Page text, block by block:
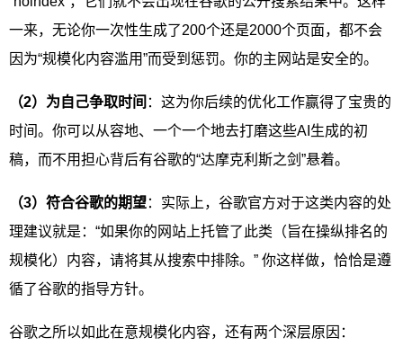
一来，无论你一次性生成了200个还是2000个页面，都不会
因为“规模化内容滥用”而受到惩罚。你的主网站是安全的。
（2）为自己争取时间 ：这为你后续的优化工作赢得了宝贵的
时间。你可以从容地、一个一个地去打磨这些AI生成的初
稿，而不用担心背后有谷歌的“达摩克利斯之剑”悬着。
（3）符合谷歌的期望：实际上，谷歌官方对于这类内容的处
理建议就是：“如果你的网站上托管了此类（旨在操纵排名的
规模化）内容，请将其从搜索中排除。” 你这样做，恰恰是遵
循了谷歌的指导方针。
谷歌之所以如此在意规模化内容，还有两个深层原因：